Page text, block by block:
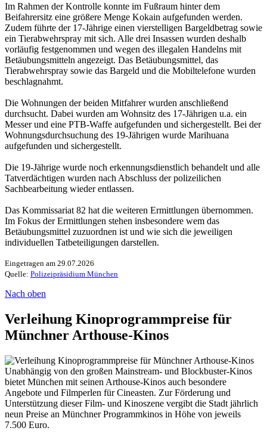
Im Rahmen der Kontrolle konnte im Fußraum hinter dem
Beifahrersitz eine größere Menge Kokain aufgefunden werden.
Zudem führte der 17-Jährige einen vierstelligen Bargeldbetrag sowie
ein Tierabwehrspray mit sich. Alle drei Insassen wurden deshalb
vorläufig festgenommen und wegen des illegalen Handelns mit
Betäubungsmitteln angezeigt. Das Betäubungsmittel, das
Tierabwehrspray sowie das Bargeld und die Mobiltelefone wurden
beschlagnahmt.
Die Wohnungen der beiden Mitfahrer wurden anschließend
durchsucht. Dabei wurden am Wohnsitz des 17-Jährigen u.a. ein
Messer und eine PTB-Waffe aufgefunden und sichergestellt. Bei der
Wohnungsdurchsuchung des 19-Jährigen wurde Marihuana
aufgefunden und sichergestellt.
Die 19-Jährige wurde noch erkennungsdienstlich behandelt und alle
Tatverdächtigen wurden nach Abschluss der polizeilichen
Sachbearbeitung wieder entlassen.
Das Kommissariat 82 hat die weiteren Ermittlungen übernommen.
Im Fokus der Ermittlungen stehen insbesondere wem das
Betäubungsmittel zuzuordnen ist und wie sich die jeweiligen
individuellen Tatbeteiligungen darstellen.
Eingetragen am 29.07.2026
Quelle: Polizeipräsidium München
Nach oben
Verleihung Kinoprogrammpreise für
Münchner Arthouse-Kinos
Unabhängig von den großen Mainstream- und Blockbuster-Kinos
bietet München mit seinen Arthouse-Kinos auch besondere
Angebote und Filmperlen für Cineasten. Zur Förderung und
Unterstützung dieser Film- und Kinoszene vergibt die Stadt jährlich
neun Preise an Münchner Programmkinos in Höhe von jeweils
7.500 Euro.